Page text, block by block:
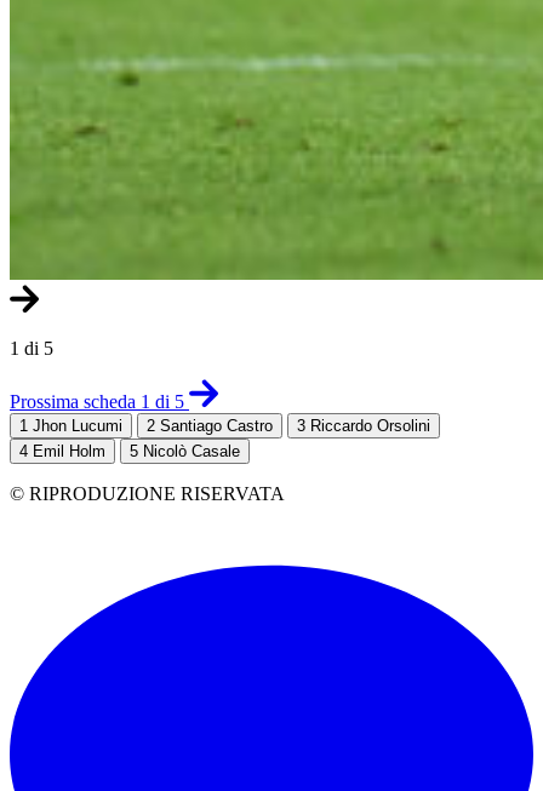
1 di 5
Prossima scheda 1 di 5
1 Jhon Lucumi 2 Santiago Castro 3 Riccardo Orsolini
4 Emil Holm 5 Nicolò Casale
© RIPRODUZIONE RISERVATA